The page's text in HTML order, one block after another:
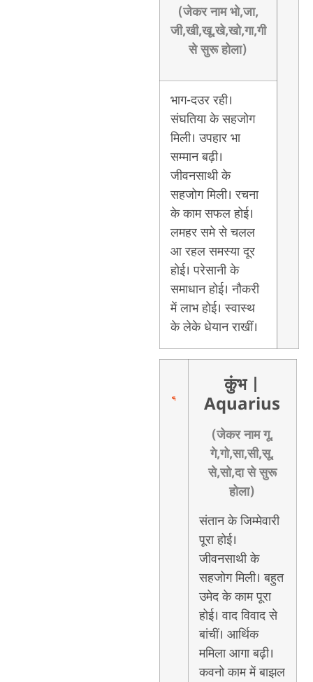
(जेकर नाम भो,जा,
जी,खी,खू,खे,खो,गा,गी
से सुरू होला)
भाग-दउर रही।
संघतिया के सहजोग
मिली। उपहार भा
सम्मान बढ़ी।
जीवनसाथी के
सहजोग मिली। रचना
के काम सफल होई।
लमहर समे से चलल
आ रहल समस्या दूर
होई। परेसानी के
समाधान होई। नौकरी
में लाभ होई। स्वास्थ
के लेके धेयान राखीं।
कुंभ
Aquarius
(जेकर नाम गू,
गे,गो,सा,सी,सू,
से,सो,दा से सुरू
होला)
संतान के जिम्मेवारी
पूरा होई।
जीवनसाथी के
सहजोग मिली। बहुत
उमेद के काम पूरा
होई। वाद विवाद से
बांचीं। आर्थिक
ममिला आगा बढ़ी।
कवनो काम में बाझल